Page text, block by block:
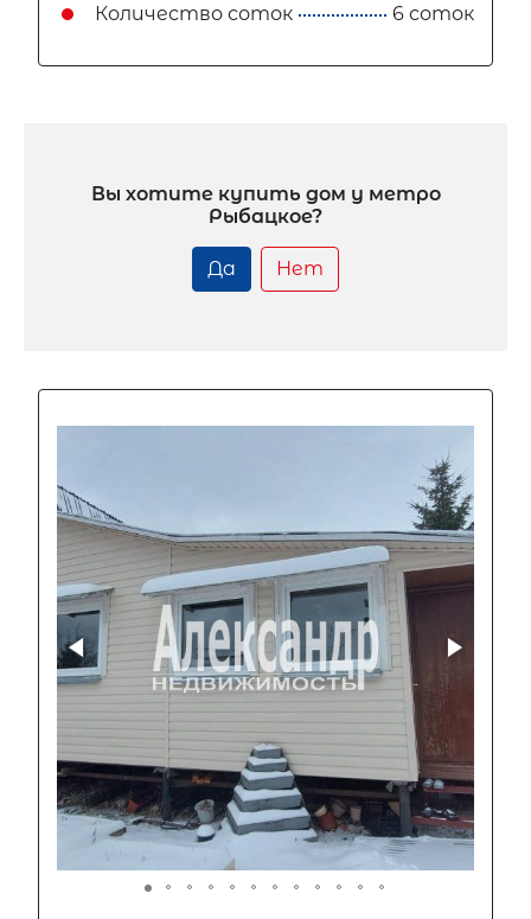
Количество соток 6 соток
Вы хотите купить дом у метро
Рыбацкое?
Да Нет